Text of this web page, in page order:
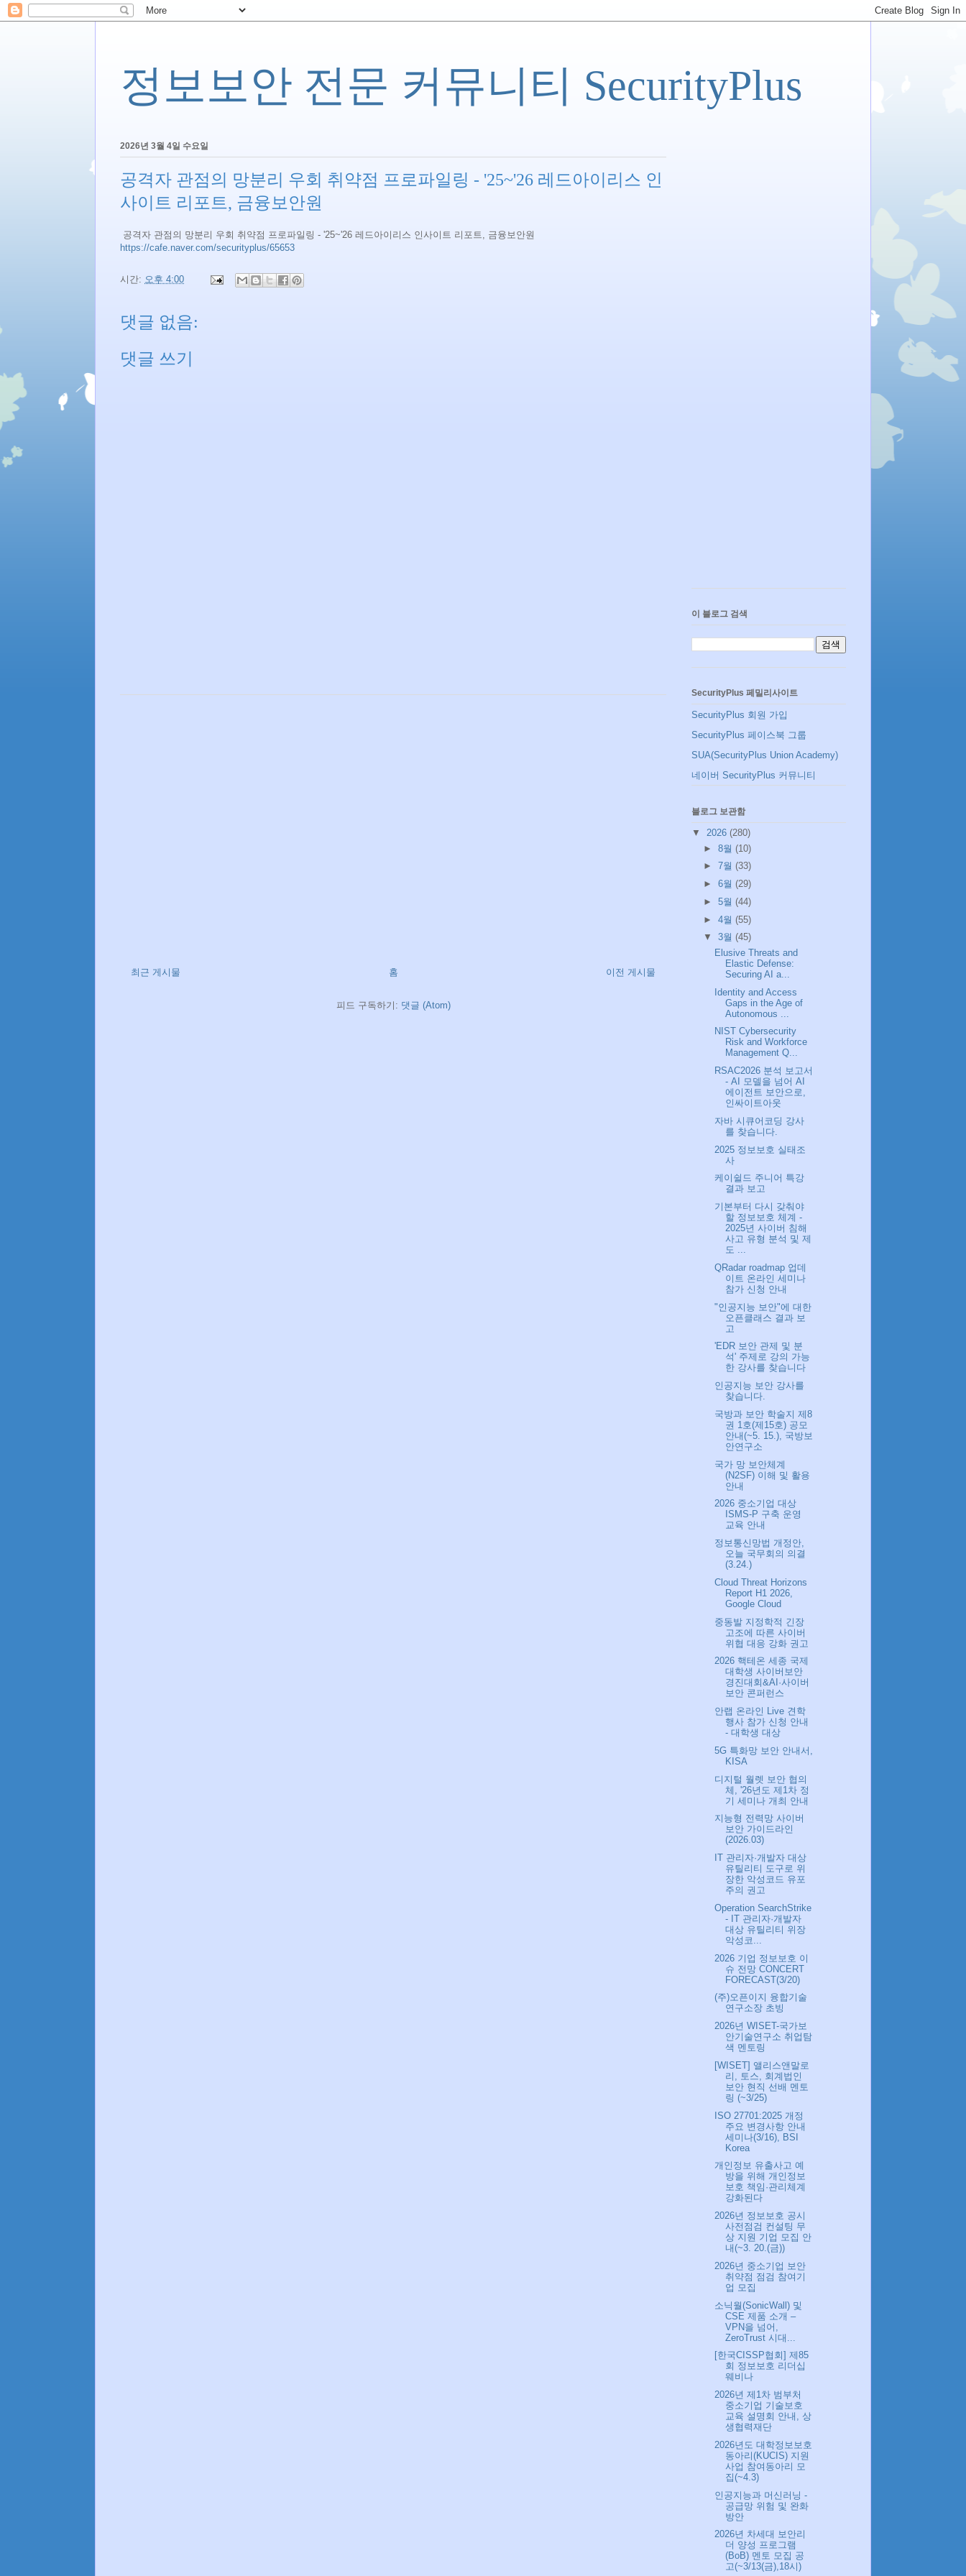
정보보안 전문 커뮤니티 SecurityPlus
2026년 3월 4일 수요일
공격자 관점의 망분리 우회 취약점 프로파일링 - '25~'26 레드아이리스 인
사이트 리포트, 금융보안원
공격자 관점의 망분리 우회 취약점 프로파일링 - '25~'26 레드아이리스 인사이트 리포트, 금융보안원
https://cafe.naver.com/securityplus/65653
시간: 오후 4:00
댓글 없음:
댓글 쓰기
최근 게시물 이전 게시물
홈
피드 구독하기: 댓글 (Atom)
이 블로그 검색
SecurityPlus 페밀리사이트
SecurityPlus 회원 가입
SecurityPlus 페이스북 그룹
SUA(SecurityPlus Union Academy)
네이버 SecurityPlus 커뮤니티
블로그 보관함
▼ 2026 (280)
► 8월 (10)
► 7월 (33)
► 6월 (29)
► 5월 (44)
► 4월 (55)
▼ 3월 (45)
Elusive Threats and
Elastic Defense:
Securing AI a...
Identity and Access
Gaps in the Age of
Autonomous ...
NIST Cybersecurity
Risk and Workforce
Management Q...
RSAC2026 분석 보고서
- AI 모델을 넘어 AI
에이전트 보안으로,
인싸이트아웃
자바 시큐어코딩 강사
를 찾습니다.
2025 정보보호 실태조
사
케이쉴드 주니어 특강
결과 보고
기본부터 다시 갖춰야
할 정보보호 체계 -
2025년 사이버 침해
사고 유형 분석 및 제
도 ...
QRadar roadmap 업데
이트 온라인 세미나
참가 신청 안내
"인공지능 보안"에 대한
오픈클래스 결과 보
고
'EDR 보안 관제 및 분
석' 주제로 강의 가능
한 강사를 찾습니다
인공지능 보안 강사를
찾습니다.
국방과 보안 학술지 제8
권 1호(제15호) 공모
안내(~5. 15.), 국방보
안연구소
국가 망 보안체계
(N2SF) 이해 및 활용
안내
2026 중소기업 대상
ISMS-P 구축 운영
교육 안내
정보통신망법 개정안,
오늘 국무회의 의결
(3.24.)
Cloud Threat Horizons
Report H1 2026,
Google Cloud
중동발 지정학적 긴장
고조에 따른 사이버
위협 대응 강화 권고
2026 핵테온 세종 국제
대학생 사이버보안
경진대회&AI·사이버
보안 콘퍼런스
안랩 온라인 Live 견학
행사 참가 신청 안내
- 대학생 대상
5G 특화망 보안 안내서,
KISA
디지털 월렛 보안 협의
체, '26년도 제1차 정
기 세미나 개최 안내
지능형 전력망 사이버
보안 가이드라인
(2026.03)
IT 관리자·개발자 대상
유틸리티 도구로 위
장한 악성코드 유포
주의 권고
Operation SearchStrike
- IT 관리자·개발자
대상 유틸리티 위장
악성코...
2026 기업 정보보호 이
슈 전망 CONCERT
FORECAST(3/20)
(주)오픈이지 융합기술
연구소장 초빙
2026년 WISET-국가보
안기술연구소 취업탐
색 멘토링
[WISET] 앨리스앤말로
리, 토스, 회계법인
보안 현직 선배 멘토
링 (~3/25)
ISO 27701:2025 개정
주요 변경사항 안내
세미나(3/16), BSI
Korea
개인정보 유출사고 예
방을 위해 개인정보
보호 책임·관리체계
강화된다
2026년 정보보호 공시
사전점검 컨설팅 무
상 지원 기업 모집 안
내(~3. 20.(금))
2026년 중소기업 보안
취약점 점검 참여기
업 모집
소닉월(SonicWall) 및
CSE 제품 소개 –
VPN을 넘어,
ZeroTrust 시대...
[한국CISSP협회] 제85
회 정보보호 리더십
웨비나
2026년 제1차 범부처
중소기업 기술보호
교육 설명회 안내, 상
생협력재단
2026년도 대학정보보호
동아리(KUCIS) 지원
사업 참여동아리 모
집(~4.3)
인공지능과 머신러닝 -
공급망 위험 및 완화
방안
2026년 차세대 보안리
더 양성 프로그램
(BoB) 멘토 모집 공
고(~3/13(금),18시)